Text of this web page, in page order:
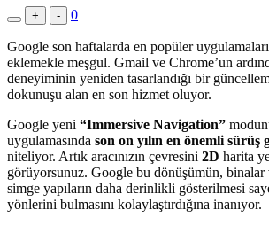
+ - 0
Google son haftalarda en popüler
eklemekle meşgul. Gmail ve Chrome’un
deneyiminin yeniden tasarlandığı bir
dokunuşu alan en son hizmet oluyor.
Google yeni “Immersive Navigation”
uygulamasında son on yılın en önemli sürüş
niteliyor. Artık aracınızın çevresini 2D harita
görüyorsunuz. Google bu dönüşümün,
simge yapıların daha derinlikli gösterilmesi
yönlerini bulmasını kolaylaştırdığına inanıyor.